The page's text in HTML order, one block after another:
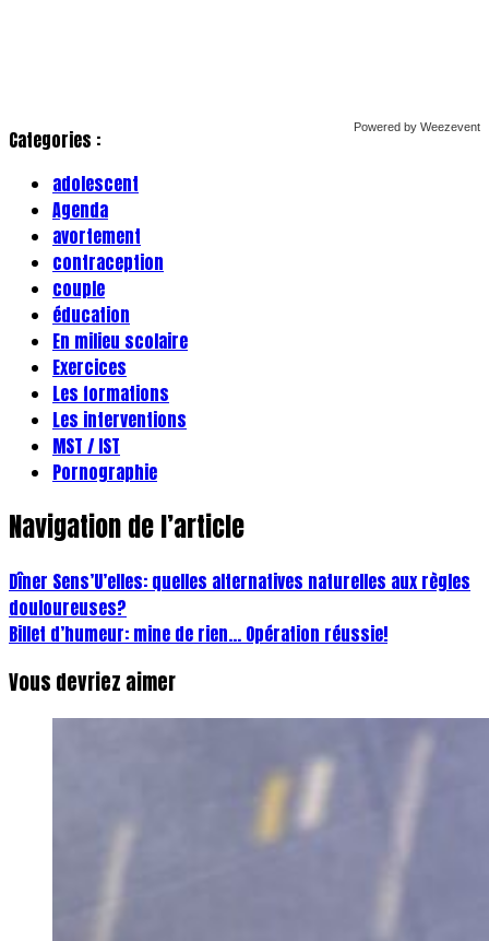
Powered by Weezevent
Categories :
adolescent
Agenda
avortement
contraception
couple
éducation
En milieu scolaire
Exercices
Les formations
Les interventions
MST / IST
Pornographie
Navigation de l’article
Dîner Sens’U’elles: quelles alternatives naturelles aux règles
douloureuses?
Billet d’humeur: mine de rien… Opération réussie!
Vous devriez aimer